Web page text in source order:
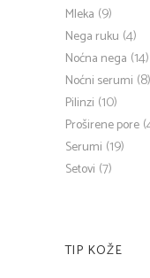
Mleka (9)
Nega ruku (4)
Noćna nega (14)
Noćni serumi (8)
Pilinzi (10)
Proširene pore
Serumi (19)
Setovi (7)
TIP KOŽE